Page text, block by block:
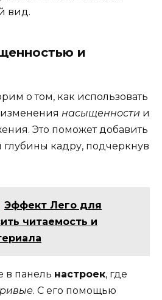
вид.
и
о том, как использовать
насыщенности и
Это поможет добавить
глубины кадру, подчеркнув
Эффект Лего для
читаемость и
в панель настроек, где
. С его помощью